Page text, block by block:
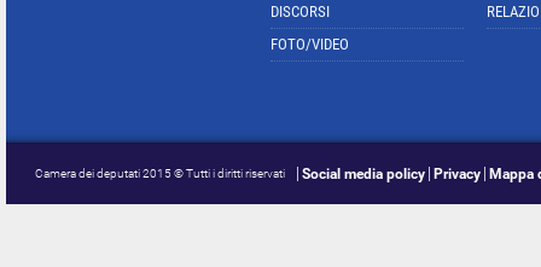
DISCORSI
FOTO/VIDEO
Camera dei deputati 2015 © Tutti i diritti riservati Social media policy Privacy Mappa